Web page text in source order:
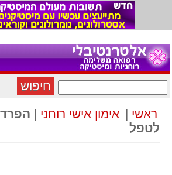
חיפוש
ראשי | אימון אישי רוחני |
לטפל